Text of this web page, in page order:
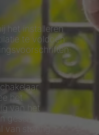
het installeren
te voldoen
het
van het
gescheiden voor
storing.